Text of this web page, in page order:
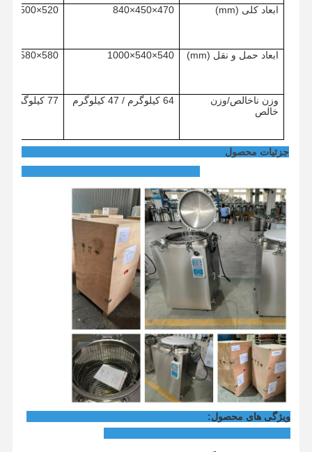
خونه محصولات ویدیو درباره ما
کارخانه
کنترل کیفیت
با ما تماس
بگیرید
اخبار
موارد
دستگاه ضدعفونی کننده اتوکلاو افقی
دستگاه اتوکلاو عمودی
اتوکلاو رومیزی
دستگاه اتوکلاو قابل حمل
ضدعفونی کننده پلاسما با دمای پایین
ابعاد کلی (mm) 470×450×840
520×500×970
ابعاد حمل و نقل (mm) 540×540×1000
580×580×1130
وزن ناخالص/وزن
خالص
64 کیلوگرم / 47 کیلوگرم 77 کیلوگرم / 56 کیلوگرم
جزئیات محصول
ویژگی های محصول: